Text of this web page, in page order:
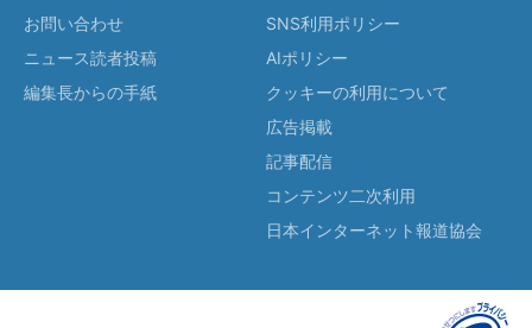
お問い合わせ
ニュース読者投稿
編集長からの手紙
SNS利用ポリシー
AIポリシー
クッキーの利用について
広告掲載
記事配信
コンテンツ二次利用
日本インターネット報道協会